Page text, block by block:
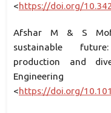
<https://doi.org/
Afshar M & S
sustainable
production and
<https://doi.org/